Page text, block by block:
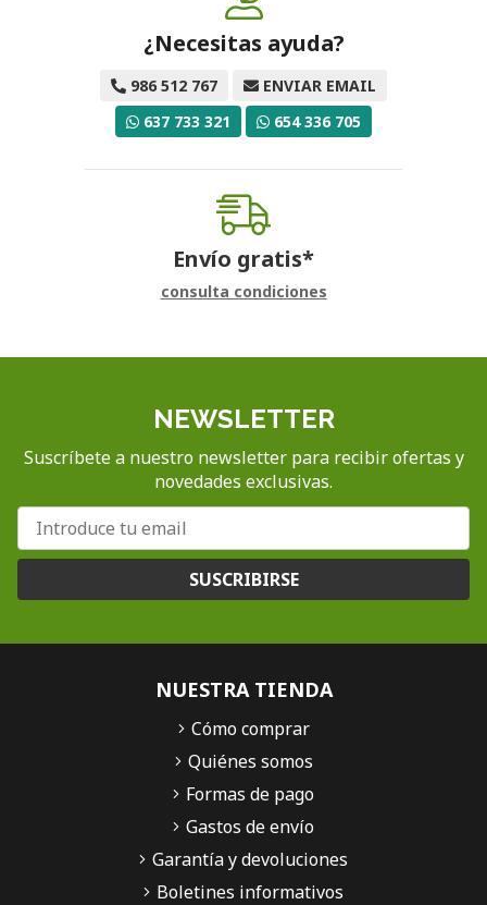
¿Necesitas ayuda?
986 512 767
ENVIAR EMAIL
637 733 321
654 336 705
Envío gratis*
consulta condiciones
NEWSLETTER
Suscríbete a nuestro newsletter para recibir ofertas y
novedades exclusivas.
SUSCRIBIRSE
NUESTRA TIENDA
Cómo comprar
Quiénes somos
Formas de pago
Gastos de envío
Garantía y devoluciones
Boletines informativos